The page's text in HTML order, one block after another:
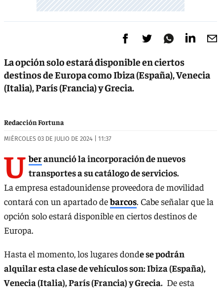
La opción solo estará disponible en ciertos
destinos de Europa como Ibiza (España), Venecia
(Italia), París (Francia) y Grecia.
Redacción Fortuna
MIÉRCOLES 03 DE JULIO DE 2024 | 11:37
U beranunció la incorporación de nuevos
transportes a su catálogo de servicios.
La empresa estadounidense proveedora de movilidad
contará con un apartado debarcos. Cabe señalar que la
opción solo estará disponible en ciertos destinos de
Europa.
Hasta el momento, los lugares donde se podrán
alquilar esta clase de vehículos son: Ibiza (España),
Venecia (Italia), París (Francia) y Grecia. De esta